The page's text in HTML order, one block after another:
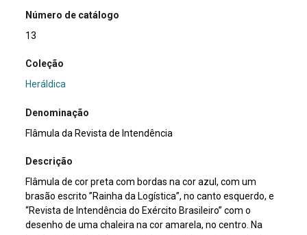
Número de catálogo
13
Coleção
Heráldica
Denominação
Flâmula da Revista de Intendência
Descrição
Flâmula de cor preta com bordas na cor azul, com um
brasão escrito ”Rainha da Logística”, no canto esquerdo, e
“Revista de Intendência do Exército Brasileiro” com o
desenho de uma chaleira na cor amarela, no centro. Na